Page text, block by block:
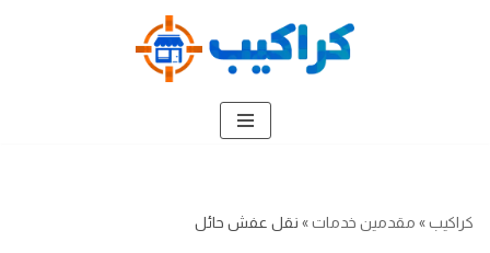
كراكيب» مقدمين خدمات» نقل عفش حائل